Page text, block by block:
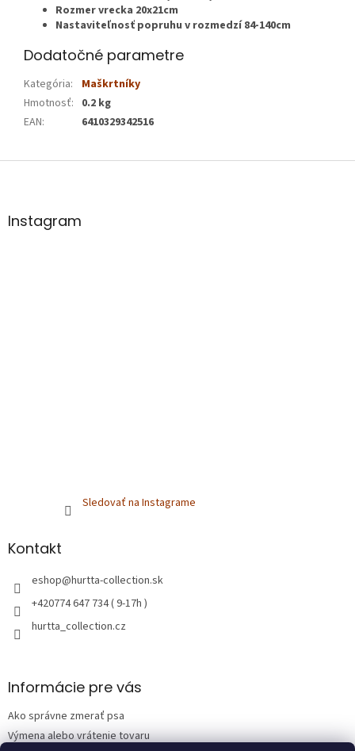
Rozmer vrecka 20x21cm
Nastaviteľnosť popruhu v rozmedzí 84-140cm
Dodatočné parametre
Kategória:
Maškrtníky
Hmotnosť: 0.2 kg
EAN: 6410329342516
Z
äInstagram
Sledovať na Instagrame
Kontakt
eshop@hurtta-collection.sk
+420774 647 734 ( 9-17h )
hurtta_collection.cz
Informácie pre vás
Ako správne zmerať psa
Výmena alebo vrátenie tovaru